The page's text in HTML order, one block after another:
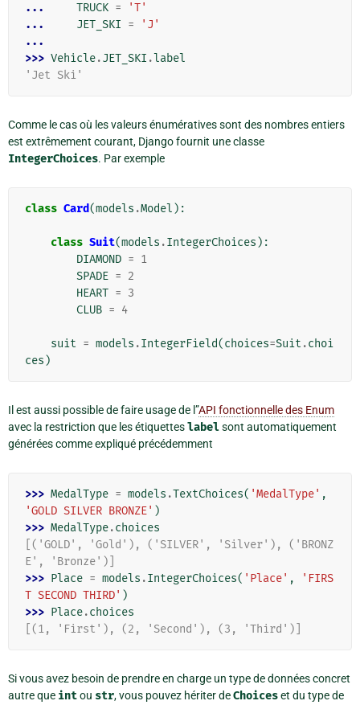
...
TRUCK =
'T'
...
JET_SKI =
'J'
...
>>> Vehicle.JET_SKI .label
'Jet Ski'
Comme le cas où les valeurs énumératives sont des nombres entiers
est extrêmement courant, Django fournit une classe
IntegerChoices. Par exemple
class Card(models .Model ):
class Suit(models .IntegerChoices ):
DIAMOND = 1
SPADE = 2
HEART = 3
CLUB = 4
suit = models .IntegerField(choices=Suit .choi
ces )
Il est aussi possible de faire usage de l”API fonctionnelle des Enum
avec la restriction que les étiquetteslabelsont automatiquement
générées comme expliqué précédemment
>>> MedalType = models .TextChoices( 'MedalType' ,
'GOLD SILVER BRONZE' )
>>> MedalType.choices
[('GOLD', 'Gold'), ('SILVER', 'Silver'), ('BRONZ
E', 'Bronze')]
>>> Place = models .IntegerChoices( 'Place' ,
'FIRS
T SECOND THIRD' )
>>> Place.choices
[(1, 'First'), (2, 'Second'), (3, 'Third')]
Si vous avez besoin de prendre en charge un type de données concret
autre que intou str, vous pouvez hériter deChoiceset du type de